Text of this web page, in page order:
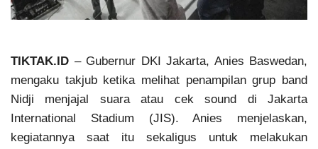
TIKTAK.ID – Gubernur DKI Jakarta, Anies Baswedan,
mengaku takjub ketika melihat penampilan grup band
Nidji menjajal suara atau cek sound di Jakarta
International Stadium (JIS). Anies menjelaskan,
kegiatannya saat itu sekaligus untuk melakukan